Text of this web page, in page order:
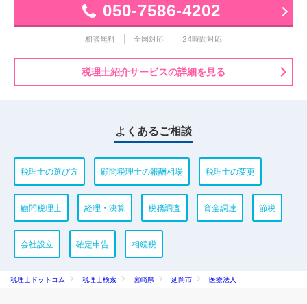
050-7586-4202
相談無料 全国対応 24時間対応
税理士紹介サービスの詳細を見る
よくあるご相談
税理士の選び方 顧問税理士の報酬相場 税理士の変更
顧問税理士 経理・決算 税務調査 資金調達 節税
会社設立 確定申告 相続税
税理士ドットコム 税理士検索 宮崎県 延岡市 医療法人